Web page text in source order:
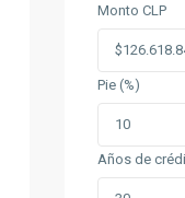
Monto CLP
Pie (%)
Años de